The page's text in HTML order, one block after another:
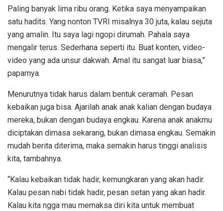
Paling banyak lima ribu orang. Ketika saya menyampaikan
satu hadits. Yang nonton TVRI misalnya 30 juta, kalau sejuta
yang amalin. Itu saya lagi ngopi dirumah. Pahala saya
mengalir terus. Sederhana seperti itu. Buat konten, video-
video yang ada unsur dakwah. Amal itu sangat luar biasa,”
paparnya.
Menurutnya tidak harus dalam bentuk ceramah. Pesan
kebaikan juga bisa. Ajarilah anak anak kalian dengan budaya
mereka, bukan dengan budaya engkau. Karena anak anakmu
diciptakan dimasa sekarang, bukan dimasa engkau. Semakin
mudah berita diterima, maka semakin harus tinggi analisis
kita, tambahnya.
“Kalau kebaikan tidak hadir, kemungkaran yang akan hadir.
Kalau pesan nabi tidak hadir, pesan setan yang akan hadir.
Kalau kita ngga mau memaksa diri kita untuk membuat